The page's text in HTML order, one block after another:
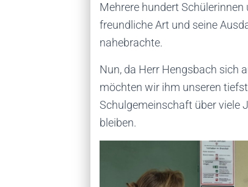
Mehrere hundert
freundliche Art und seine
nahebrachte.
Nun, da Herr Hengsbach sich
möchten wir ihm unseren
Schulgemeinschaft über viele
bleiben.